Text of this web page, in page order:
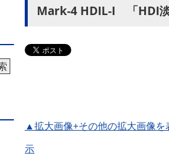
Mark-4 HDIL-I 「HDI淡
▲拡大画像+その他の拡大画像を
示